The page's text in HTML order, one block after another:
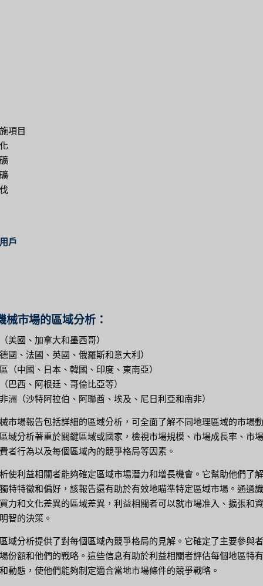
項目
戶
械市場的區域分析：
美國、加拿大和墨西哥）
國、法國、英國、俄羅斯和意大利）
（中國、日本、韓國、印度、東南亞）
巴西、阿根廷、哥倫比亞等）
洲（沙特阿拉伯、阿聯酋、埃及、尼日利亞和南非）
市場報告包括詳細的區域分析，可全面了解不同地理區域的市場
域分析著重於關鍵區域或國家，檢視市場規模、市場成長率、市
者行為以及每個區域內的競爭格局等因素。
使利益相關者能夠確定區域市場潛力和增長機會。它幫助他們了
特特徵和偏好，該報告還有助於有效地瞄準特定區域市場。通過
力和文化差異的區域差異，利益相關者可以就市場准入、擴張和
智的決策。
域分析提供了對每個區域內競爭格局的見解。它確定了主要參與
份額和他們的戰略。這些信息有助於利益相關者評估每個地區特
動態，使他們能夠制定適合當地市場條件的競爭戰略。